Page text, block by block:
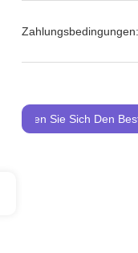
Zahlungsbedingungen:
Holen Sie Sich Den